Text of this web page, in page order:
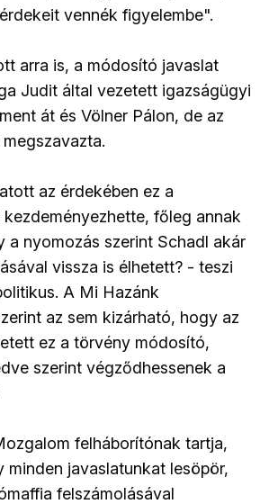
vennék figyelembe".
arra is, a módosító javaslat
Judit által vezetett igazságügyi
át és Völner Pálon, de az
az érdekében ez a
főleg annak
a nyomozás szerint Schadl akár
vissza is élhetett? - teszi
A Mi Hazánk
az sem kizárható, hogy az
ez a törvény módosító,
szerint végződhessenek a
felháborítónak tartja,
minden javaslatunkat lesöpör,
felszámolásával